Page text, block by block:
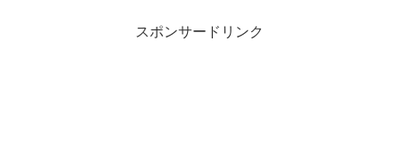
スポンサードリンク